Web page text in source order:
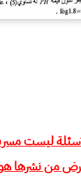
ليست
من نشرها